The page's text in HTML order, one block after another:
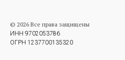
© 2026 Все права защищены
ИНН 9702053786
ОГРН 1237700135320